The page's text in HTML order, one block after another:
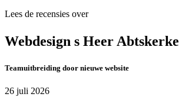
Lees de recensies over
Webdesign s Heer Abtskerke
Teamuitbreiding door nieuwe website
26 juli 2026